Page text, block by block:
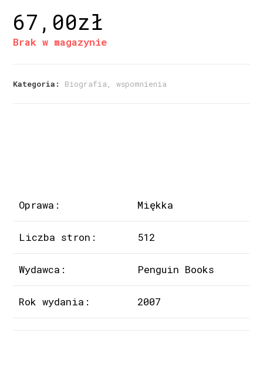
67,00zł
Brak w magazynie
Kategoria: Biografia, wspomnienia
Oprawa: Miękka
Liczba stron: 512
Wydawca: Penguin Books
Rok wydania: 2007